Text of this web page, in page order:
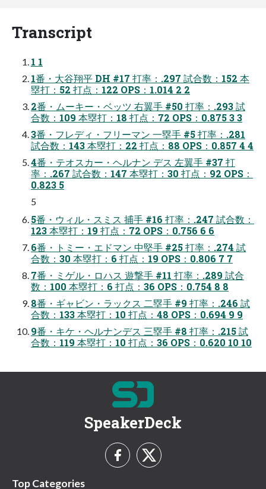
Transcript
1 1
1番・大谷翔平 DH #17 打率：.297 試合数：152 本
塁打：52 打点：122 OPS：1.014 2 2
2番・ムーキー・ベッツ 右翼手 #50 打率：.293 試
合数：109 本塁打：18 打点：72 OPS：0.875 3 3
3番・フレディ・フリーマン 一塁手 #5 打率：.281
試合数：143 本塁打：22 打点：88 OPS：0.857 4 4
4番・テオスカー・ヘルナン デス 左翼手 #37 打
率：.267 試合数：147 本塁打：30 打点：92 OPS：
0.823 5
5
5番・ウィル・スミス 捕手 #16 打率：.247 試合数：
123 本塁打：19 打点：72 OPS：0.756 6 6
6番・トミー・エドマン 中堅手 #25 打率：.274 試
合数：30 本塁打：6 打点：19 OPS：0.806 7 7
7番・ミゲル・ロハス 遊撃手 #11 打率：.289 試合
数：100 本塁打：6 打点：36 OPS：0.754 8 8
8番・ギャビン・ラックス 二塁手 #9 打率：.246 試
合数：133 本塁打：10 打点：48 OPS：0.694 9 9
9番・キケ・ヘルナンデス 三塁手 #8 打率：.215 試
合数：119 本塁打：10 打点：36 OPS：0.620 10 10
SpeakerDeck
Top Categories